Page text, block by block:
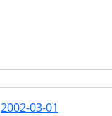
2002-03-01